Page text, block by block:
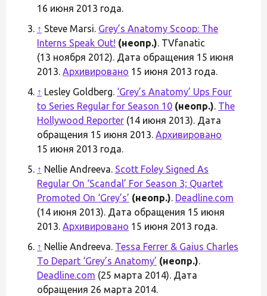
16 июня 2013 года.
↑ Steve Marsi. Grey’s Anatomy Scoop: The
Interns Speak Out! (неопр.). TVfanatic
(13 ноября 2012). Дата обращения 15 июня
2013. Архивировано 15 июня 2013 года.
↑ Lesley Goldberg. ‘Grey’s Anatomy’ Ups Four
to Series Regular for Season 10 (неопр.). The
Hollywood Reporter (14 июня 2013). Дата
обращения 15 июня 2013. Архивировано
15 июня 2013 года.
↑ Nellie Andreeva. Scott Foley Signed As
Regular On ‘Scandal’ For Season 3; Quartet
Promoted On ‘Grey’s’ (неопр.). Deadline.com
(14 июня 2013). Дата обращения 15 июня
2013. Архивировано 15 июня 2013 года.
↑ Nellie Andreeva. Tessa Ferrer & Gaius Charles
To Depart ‘Grey’s Anatomy’ (неопр.).
Deadline.com (25 марта 2014). Дата
обращения 26 марта 2014.